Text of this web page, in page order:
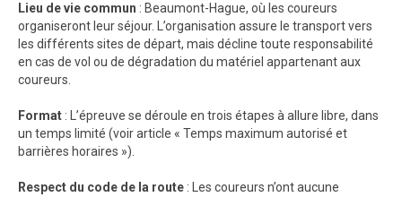
Lieu de vie commun : Beaumont-Hague, où les coureurs
organiseront leur séjour. L’organisation assure le transport vers
les différents sites de départ, mais décline toute responsabilité
en cas de vol ou de dégradation du matériel appartenant aux
coureurs.
Format : L’épreuve se déroule en trois étapes à allure libre, dans
un temps limité (voir article « Temps maximum autorisé et
barrières horaires »).
Respect du code de la route : Les coureurs n’ont aucune